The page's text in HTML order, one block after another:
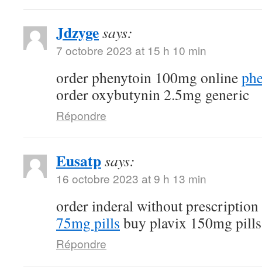
Jdzygesays:
7 octobre 2023 at 15 h 10 min
order phenytoin 100mg online
order oxybutynin 2.5mg generic
Répondre
Eusatpsays:
16 octobre 2023 at 9 h 13 min
order inderal without prescription
75mg pills buy plavix 150mg pills
Répondre